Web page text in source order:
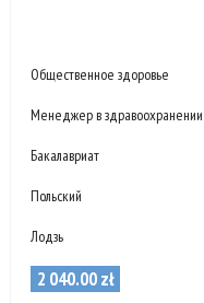
Общественное здоровье
Менеджер в здравоохранении
Бакалавриат
Польский
Лодзь
2 040.00zł